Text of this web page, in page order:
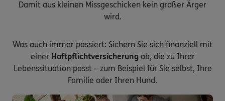
Damit aus kleinen Missgeschicken kein großer Ärger
wird.
Was auch immer passiert: Sichern Sie sich finanziell mit
einer Haftpflichtversicherung ab, die zu Ihrer
Lebenssituation passt – zum Beispiel für Sie selbst, Ihre
Familie oder Ihren Hund.